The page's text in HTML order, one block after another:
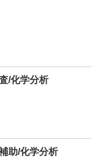
/化学分析
助/化学分析